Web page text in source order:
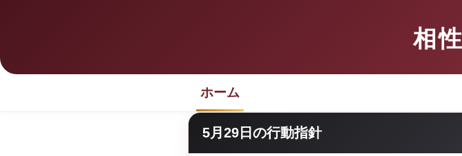
相
ホーム
5月29日の行動指針